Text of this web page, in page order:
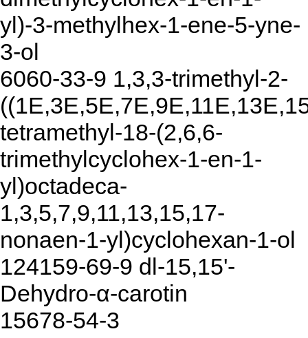
yl)-3-methylhex-1-ene-5-yne-
3-ol
6060-33-9 1,3,3-trimethyl-2-
tetramethyl-18-(2,6,6-
trimethylcyclohex-1-en-1-
yl)octadeca-
1,3,5,7,9,11,13,15,17-
nonaen-1-yl)cyclohexan-1-ol
124159-69-9 dl-15,15'-
Dehydro-α-carotin
15678-54-3